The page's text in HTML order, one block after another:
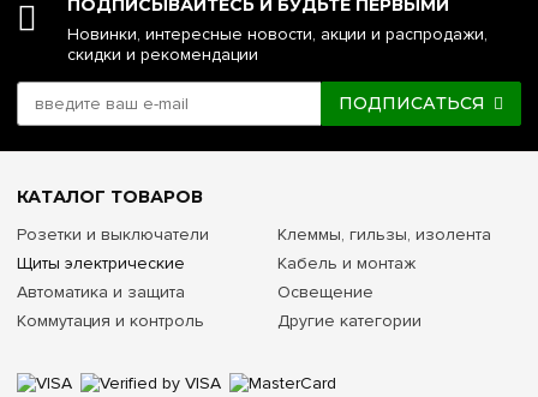
ПОДПИСЫВАЙТЕСЬ И БУДЬТЕ ПЕРВЫМИ
Новинки, интересные новости, акции и распродажи,
скидки и рекомендации
ПОДПИСАТЬСЯ
КАТАЛОГ ТОВАРОВ
Розетки и выключатели
Щиты электрические
Автоматика и защита
Коммутация и контроль
Клеммы, гильзы, изолента
Кабель и монтаж
Освещение
Другие категории